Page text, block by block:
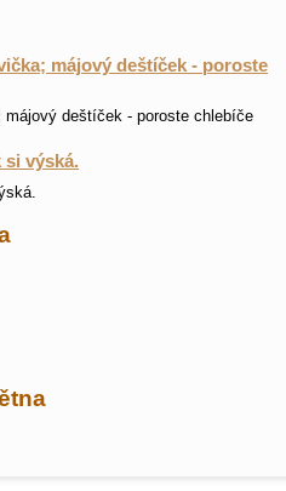
májový deštíček - poroste
deštíček - poroste chlebíče
si výská.